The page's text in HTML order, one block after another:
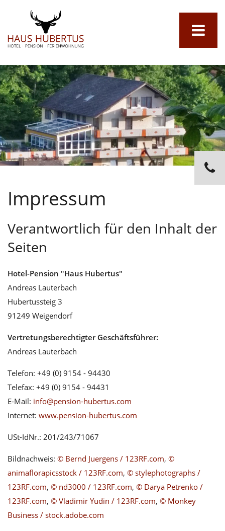
Impressum
Verantwortlich für den Inhalt der
Seiten
Hotel-Pension "Haus Hubertus"
Andreas Lauterbach
Hubertussteig 3
91249 Weigendorf
Vertretungsberechtigter Geschäftsführer:
Andreas Lauterbach
Telefon: +49 (0) 9154 - 94430
Telefax: +49 (0) 9154 - 94431
E-Mail: info@pension-hubertus.com
Internet: www.pension-hubertus.com
USt-IdNr.: 201/243/71067
Bildnachweis: © Bernd Juergens / 123RF.com, ©
animaflorapicsstock / 123RF.com, © stylephotographs /
123RF.com, © nd3000 / 123RF.com, © Darya Petrenko /
123RF.com, © Vladimir Yudin / 123RF.com, © Monkey
Business / stock.adobe.com